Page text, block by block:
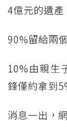
4億元的遺產
90%留給兩
10%由親生
鋒僅約拿到
消息一出，